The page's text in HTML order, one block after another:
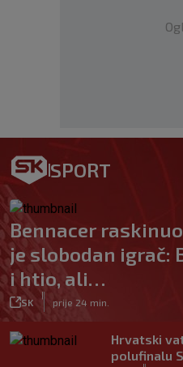
SPORT
Bennacer
je slobodan igrač:
i htio, ali…
SK prije 24 min.
Hrvatski
polufinalu